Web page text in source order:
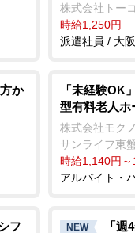
株式会社トー
時給1,250円
派遣社員 / 大
か
「未経験OK
型有料老人ホ
株式会社モク
サンライフ東
時給1,140円～
アルバイト・
フ
NEW
「